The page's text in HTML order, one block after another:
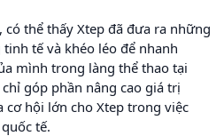
thể thấy Xtep đã đưa ra những
tế và khéo léo để nhanh
mình trong làng thể thao tại
góp phần nâng cao giá trị
hội lớn cho Xtep trong việc
tế.